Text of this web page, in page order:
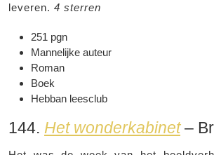
leveren. 4 sterren
251 pgn
Mannelijke auteur
Roman
Boek
Hebban leesclub
144. Het wonderkabinet–